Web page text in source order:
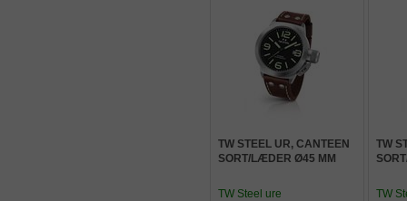
TW STEEL UR, CANTEEN
SORT/LÆDER Ø45 MM
TW Steel ure
TW
TW